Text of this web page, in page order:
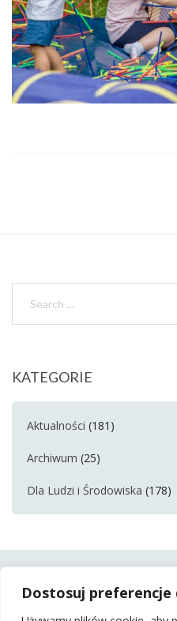
Dostosuj preferencje
KATEGORIE
Aktualności (181)
Archiwum (25)
Dla Ludzi i Środowiska (178)